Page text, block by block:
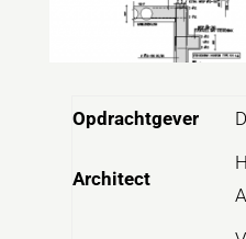
Opdrachtgever
Architect